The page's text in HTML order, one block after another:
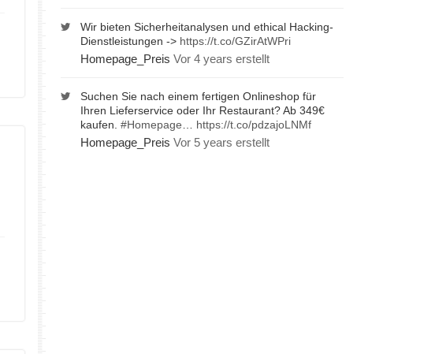
Wir bieten Sicherheitanalysen und ethical Hacking-
Dienstleistungen -> https://t.co/GZirAtWPri
Homepage_Preis Vor 4 years erstellt
Suchen Sie nach einem fertigen Onlineshop für
Ihren Lieferservice oder Ihr Restaurant? Ab 349€
kaufen. #Homepage https://t.co/pdzajoLNMf
Homepage_Preis Vor 5 years erstellt